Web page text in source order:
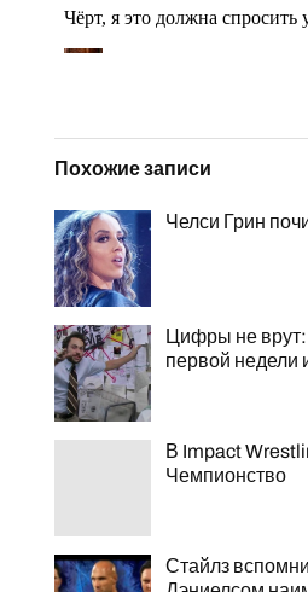
Похожие записи
Челси Грин
Цифры не
первой недели
В Impact
Чемпионство
Стайлз